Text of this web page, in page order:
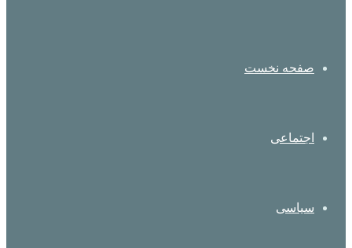
صفحه نخست
اجتماعی
سیاسی